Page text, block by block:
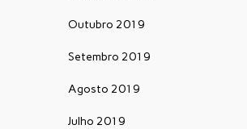
Outubro 2019
Setembro 2019
Agosto 2019
Julho 2019